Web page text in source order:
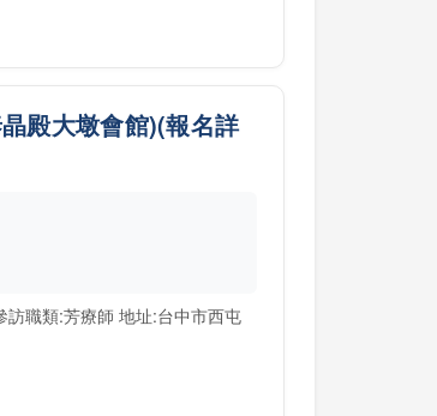
殿大墩會館)(報名詳
職類:芳療師 地址:台中市西屯